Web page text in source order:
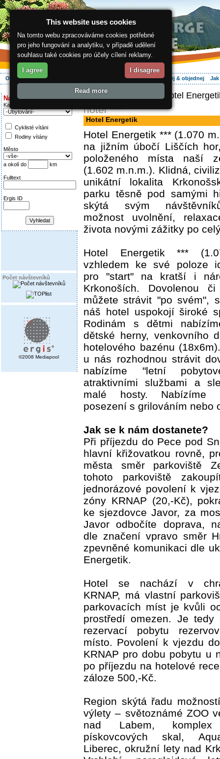
O regionu Aktivně Ubytování Hledej & objednej
Najděte si:
Kategorie
Cyklisté vítáni
Rodiny vítány
Město
a okolí do km
Fulltext
Ergis ID
Počet návštevníků
©2008 Mediapool
ergis.cz > Hotel
hotel ***
Hotel Energetik
Hotel Energetik *** (1.070
na jižním úbočí Liščích
položeného místa naší
(1.602 m.n.m.). Klidná,
unikátní lokalita
parku těsně pod samými
skýtá svým
možnost uvolnění,
života novými zážitky po
Hotel Energetik ***
vzhledem ke své poloze
pro "start" na kratší i
Krkonoších. Dovolenou
můžete strávit "po svém",
náš hotel uspokojí široké
Rodinám s dětmi
dětské herny, venkovního
hotelového bazénu
u nás rozhodnou strávit
nabízíme "letní
atraktivními službami a
malé hosty. Nabízíme
posezení s grilováním nebo
Jak se k nám dostanete?
Při příjezdu do Pece pod
hlavní křižovatkou rovně,
města směr parkoviště
tohoto parkoviště
jednorázové povolení k
zóny KRNAP (20,-Kč),
ke sjezdovce Javor, za
Javor odbočíte doprava,
dle značení vpravo směr
zpevněné komunikaci dle
Energetik.
Hotel se nachází v
KRNAP, má vlastní
parkovacích míst je kvůli
prostředí omezen. Je
rezervací pobytu
místo. Povolení k vjezdu
KRNAP pro dobu pobytu u
po příjezdu na hotelové
záloze 500,-Kč.
Region skýtá řadu
výlety – světoznámé ZOO
nad Labem, komplex
pískovcových skal,
Liberec, okružní lety nad
This website uses cookies
Na tomto webu zpracováváme cookies potřebné
pro jeho fungování a analytiku, v případě udělení
souhlasu také cookies pro účely cílení reklamy.
I agree I disagree
Read more